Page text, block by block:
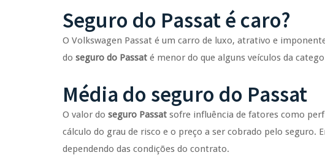
Seguro do Passat é caro?
O Volkswagen Passat é um carro de luxo, atrativo e
do seguro do Passat é menor do que alguns veículos da
Média do seguro do Passat
O valor do seguro Passat sofre influência de fatores como
cálculo do grau de risco e o preço a ser cobrado pelo seguro.
dependendo das condições do contrato.